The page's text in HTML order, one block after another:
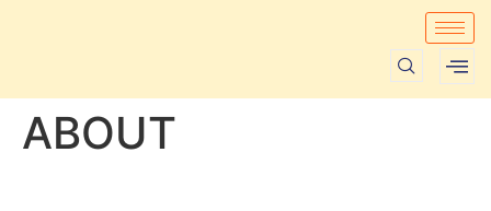
ABOUT